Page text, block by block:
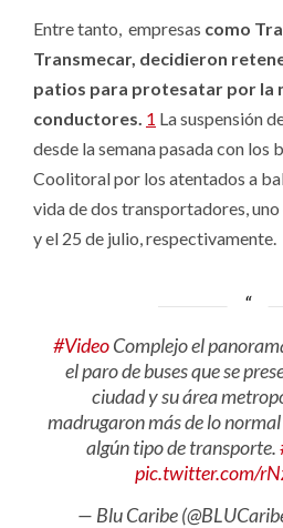
Entre tanto, empresas como
Transmecar, decidieron
patios para protesatar por la
conductores. 1 La suspensión
desde la semana pasada con los
Coolitoral por los atentados a
vida de dos transportadores,
y el 25 de julio, respectivamente.
#VideoComplejo el
el paro de buses que se
ciudad y su área
madrugaron más de lo
algún tipo de transporte.
pic.twitter.com/
— Blu Caribe